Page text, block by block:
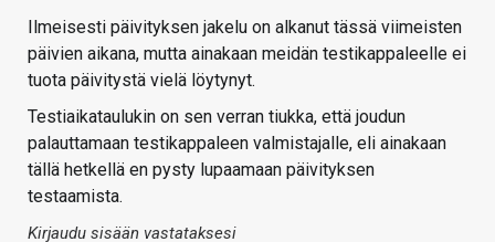
Ilmeisesti päivityksen jakelu on alkanut tässä viimeisten
päivien aikana, mutta ainakaan meidän testikappaleelle ei
tuota päivitystä vielä löytynyt.
Testiaikataulukin on sen verran tiukka, että joudun
palauttamaan testikappaleen valmistajalle, eli ainakaan
tällä hetkellä en pysty lupaamaan päivityksen
testaamista.
Kirjaudu sisään vastataksesi